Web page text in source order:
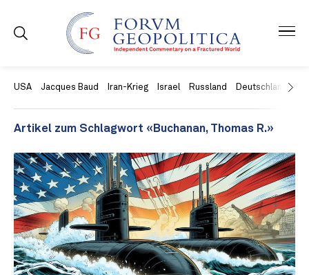
USA Jacques Baud Iran-Krieg Israel Russland Deutschland
Artikel zum Schlagwort «Buchanan, Thomas R.»